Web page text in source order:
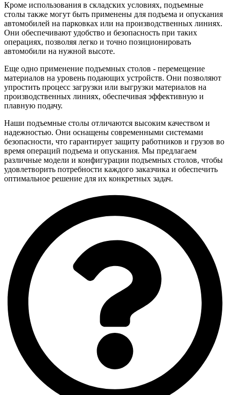
Кроме использования в складских условиях, подъемные
столы также могут быть применены для подъема и опускания
автомобилей на парковках или на производственных линиях.
Они обеспечивают удобство и безопасность при таких
операциях, позволяя легко и точно позиционировать
автомобили на нужной высоте.
Еще одно применение подъемных столов - перемещение
материалов на уровень подающих устройств. Они позволяют
упростить процесс загрузки или выгрузки материалов на
производственных линиях, обеспечивая эффективную и
плавную подачу.
Наши подъемные столы отличаются высоким качеством и
надежностью. Они оснащены современными системами
безопасности, что гарантирует защиту работников и грузов во
время операций подъема и опускания. Мы предлагаем
различные модели и конфигурации подъемных столов, чтобы
удовлетворить потребности каждого заказчика и обеспечить
оптимальное решение для их конкретных задач.